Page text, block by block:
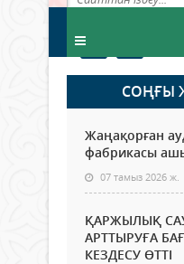
СОҢҒЫ
Жаңақорған
фабрикасы
07 тамыз 2026 ж.
ҚАРЖЫЛЫҚ
АРТТЫРУҒА
КЕЗДЕСУ ӨТТІ